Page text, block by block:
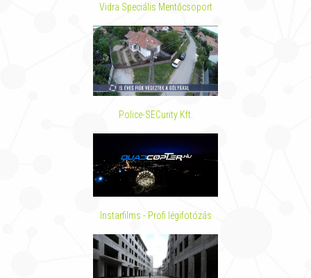
Vidra Speciális Mentőcsoport
Police-SECurity Kft.
Instarfilms - Profi légifotózás